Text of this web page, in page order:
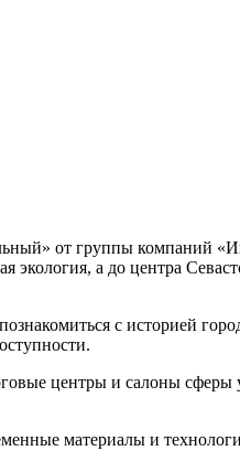
от группы компаний
экология, а до центра
с историей
центры и салоны сферы
материалы и